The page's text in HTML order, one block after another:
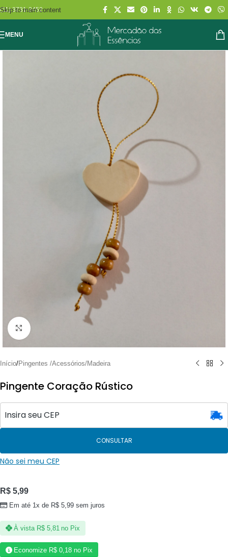
Skip to main content
(11) 3731-2452
MENU
Clique para ampliar
Início/Pingentes /Acessórios/Madeira
Pingente Coração Rústico
CONSULTAR
Não sei meu CEP
R$ 5,99
Em até 1x de R$ 5,99 sem juros
À vista R$5,81 no Pix
Economize R$ 0,18 no Pix